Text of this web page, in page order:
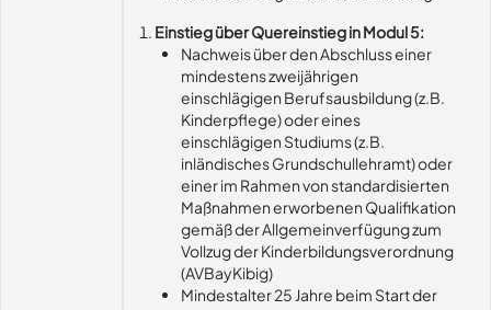
Einstieg über Quereinstieg in Modul 5:
Nachweis über den Abschluss einer
mindestens zweijährigen
einschlägigen Berufsausbildung (z.B.
Kinderpflege) oder eines
einschlägigen Studiums (z.B.
inländisches Grundschullehramt) oder
einer im Rahmen von standardisierten
Maßnahmen erworbenen Qualifikation
gemäß der Allgemeinverfügung zum
Vollzug der Kinderbildungsverordnung
(AVBayKibig)
Mindestalter 25 Jahre beim Start der